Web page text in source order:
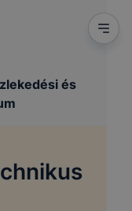
és